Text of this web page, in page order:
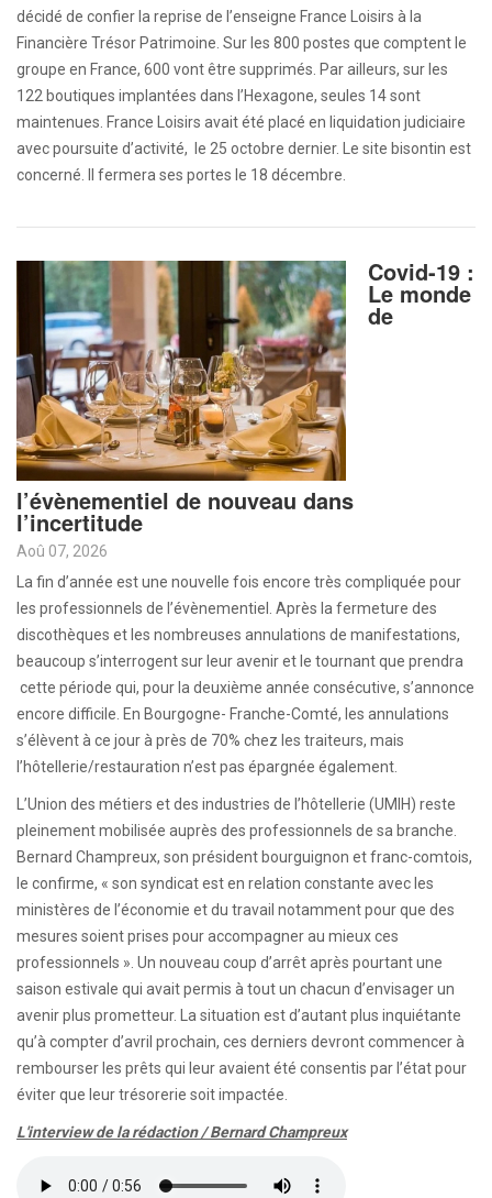
décidé de confier la reprise de l’enseigne France Loisirs à la
Financière Trésor Patrimoine. Sur les 800 postes que comptent le
groupe en France, 600 vont être supprimés. Par ailleurs, sur les
122 boutiques implantées dans l’Hexagone, seules 14 sont
maintenues. France Loisirs avait été placé en liquidation judiciaire
avec poursuite d’activité, le 25 octobre dernier. Le site bisontin est
concerné. Il fermera ses portes le 18 décembre.
Covid-19 :
Le monde
de
l’évènementiel de nouveau dans
l’incertitude
Aoû 07, 2026
La fin d’année est une nouvelle fois encore très compliquée pour
les professionnels de l’évènementiel. Après la fermeture des
discothèques et les nombreuses annulations de manifestations,
beaucoup s’interrogent sur leur avenir et le tournant que prendra
cette période qui, pour la deuxième année consécutive, s’annonce
encore difficile. En Bourgogne- Franche-Comté, les annulations
s’élèvent à ce jour à près de 70% chez les traiteurs, mais
l’hôtellerie/restauration n’est pas épargnée également.
L’Union des métiers et des industries de l’hôtellerie (UMIH) reste
pleinement mobilisée auprès des professionnels de sa branche.
Bernard Champreux, son président bourguignon et franc-comtois,
le confirme, « son syndicat est en relation constante avec les
ministères de l’économie et du travail notamment pour que des
mesures soient prises pour accompagner au mieux ces
professionnels ». Un nouveau coup d’arrêt après pourtant une
saison estivale qui avait permis à tout un chacun d’envisager un
avenir plus prometteur. La situation est d’autant plus inquiétante
qu’à compter d’avril prochain, ces derniers devront commencer à
rembourser les prêts qui leur avaient été consentis par l’état pour
éviter que leur trésorerie soit impactée.
L'interview de la rédaction / Bernard Champreux